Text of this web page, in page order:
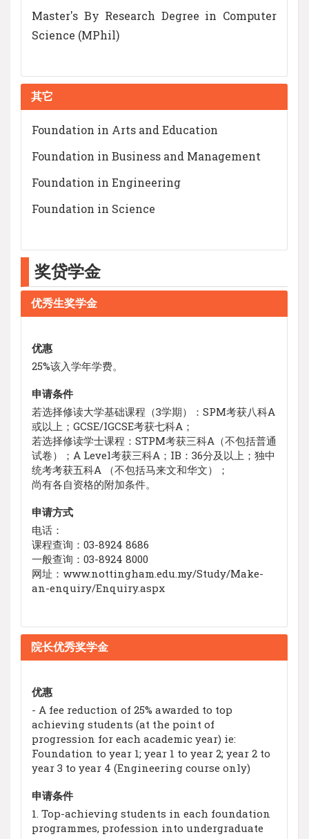
Master's By Research Degree in Computer
Science (MPhil)
其它
Foundation in Arts and Education
Foundation in Business and Management
Foundation in Engineering
Foundation in Science
奖贷学金
优秀生奖学金
优惠
25%该入学年学费。
申请条件
若选择修读大学基础课程（3学期）：SPM考获八科A
或以上；GCSE/IGCSE考获七科A；
若选择修读学士课程：STPM考获三科A（不包括普通
试卷）；A Level考获三科A；IB：36分及以上；独中
统考考获五科A （不包括马来文和华文）；
尚有各自资格的附加条件。
申请方式
电话：
课程查询：03-8924 8686
一般查询：03-8924 8000
网址：www.nottingham.edu.my/Study/Make-
an-enquiry/Enquiry.aspx
院长优秀奖学金
优惠
- A fee reduction of 25% awarded to top
achieving students (at the point of
progression for each academic year) ie:
Foundation to year 1; year 1 to year 2; year 2 to
year 3 to year 4 (Engineering course only)
申请条件
1. Top-achieving students in each foundation
programmes, profession into undergraduate